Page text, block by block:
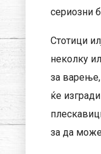
сериозни
Стотици
неколку
за варење,
ќе
за да